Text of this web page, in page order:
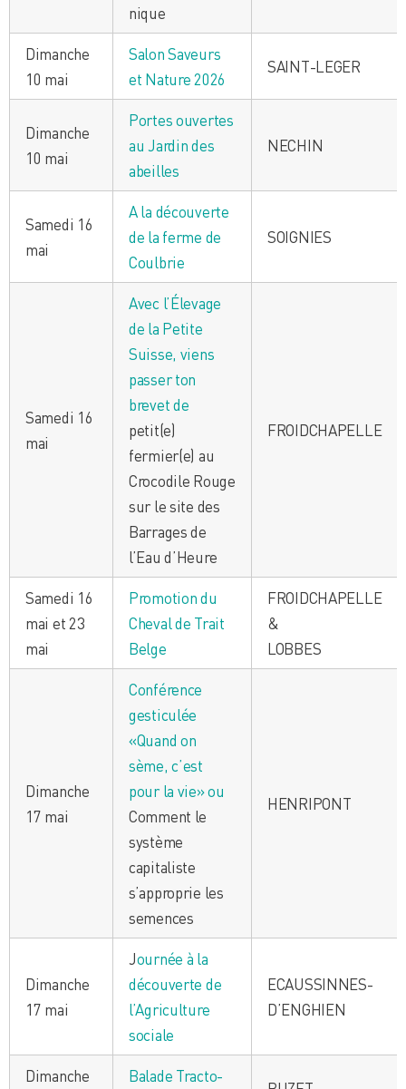
nique
Dimanche
10 mai
Salon Saveurs
et Nature 2026
SAINT-LEGER
Dimanche
10 mai
Portes ouvertes
au Jardin des
abeilles
NECHIN
Samedi 16
mai
A la découverte
de la ferme de
Coulbrie
SOIGNIES
Samedi 16
mai
Avec l’Élevage
de la Petite
Suisse, viens
passer ton
brevet de
petit(e)
fermier(e) au
Crocodile Rouge
sur le site des
Barrages de
l’Eau d’Heure
FROIDCHAPELLE
Samedi 16
mai et 23
mai
Promotion du
Cheval de Trait
Belge
FROIDCHAPELLE
&
LOBBES
Dimanche
17 mai
Conférence
gesticulée
«Quand on
sème, c’est
pour la vie» ou
Comment le
système
capitaliste
s’approprie les
semences
HENRIPONT
Dimanche
17 mai
Journée à la
découverte de
l’Agriculture
sociale
ECAUSSINNES-
D’ENGHIEN
Dimanche Balade Tracto-